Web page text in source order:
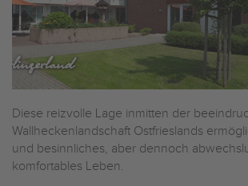
Diese reizvolle Lage inmitten der
Wallheckenlandschaft Ostfrieslands
und besinnliches, aber dennoch
komfortables Leben.